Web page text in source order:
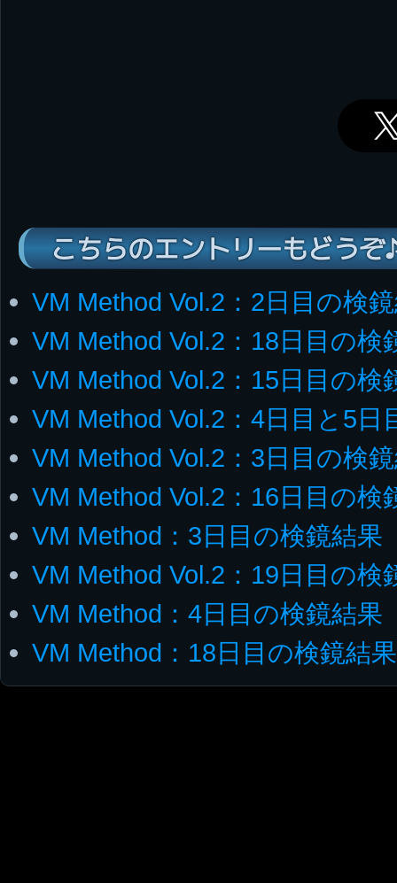
こちらのエントリーもどうぞ
VM Method Vol.2：2日目の検
VM Method Vol.2：18日目の検
VM Method Vol.2：15日目の検
VM Method Vol.2：4日目と5日
VM Method Vol.2：3日目の検
VM Method Vol.2：16日目の検
VM Method：3日目の検鏡結果
VM Method Vol.2：19日目の検
VM Method：4日目の検鏡結果
VM Method：18日目の検鏡結果